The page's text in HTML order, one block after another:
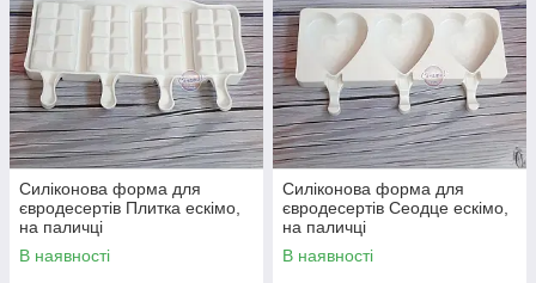
Силіконова форма для
євродесертів Плитка ескімо,
на паличці
В наявності
Силіконова форма для
євродесертів Сеодце ескімо,
на паличці
В наявності